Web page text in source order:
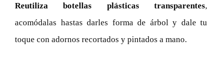
Reutiliza botellas plásticas transparentes,
acomódalas hastas darles forma de árbol y dale tu
toque con adornos recortados y pintados a mano.